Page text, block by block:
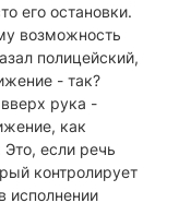
его остановки.
возможность
полицейский,
- так?
рука -
как
если речь
контролирует
исполнении